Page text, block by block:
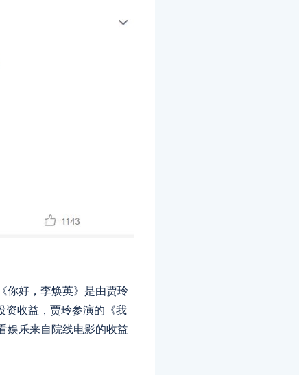
你好，李焕英》是由贾玲
资收益，贾玲参演的《我
娱乐来自院线电影的收益